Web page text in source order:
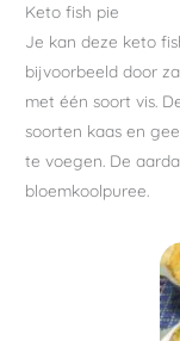
Keto fish pie
Je kan deze keto
bijvoorbeeld door
met één soort vis.
soorten kaas en
te voegen. De
bloemkoolpuree.